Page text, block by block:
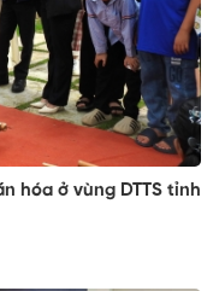
hóa ở vùng DTTS tỉnh